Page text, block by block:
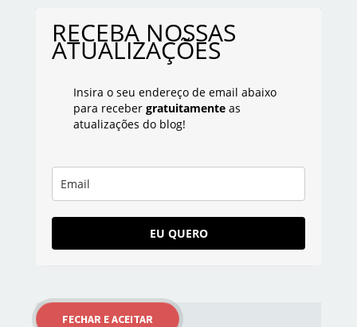
RECEBA NOSSAS
ATUALIZAÇÕES
Insira o seu endereço de email abaixo
para receber gratuitamenteas
atualizações do blog!
EU QUERO